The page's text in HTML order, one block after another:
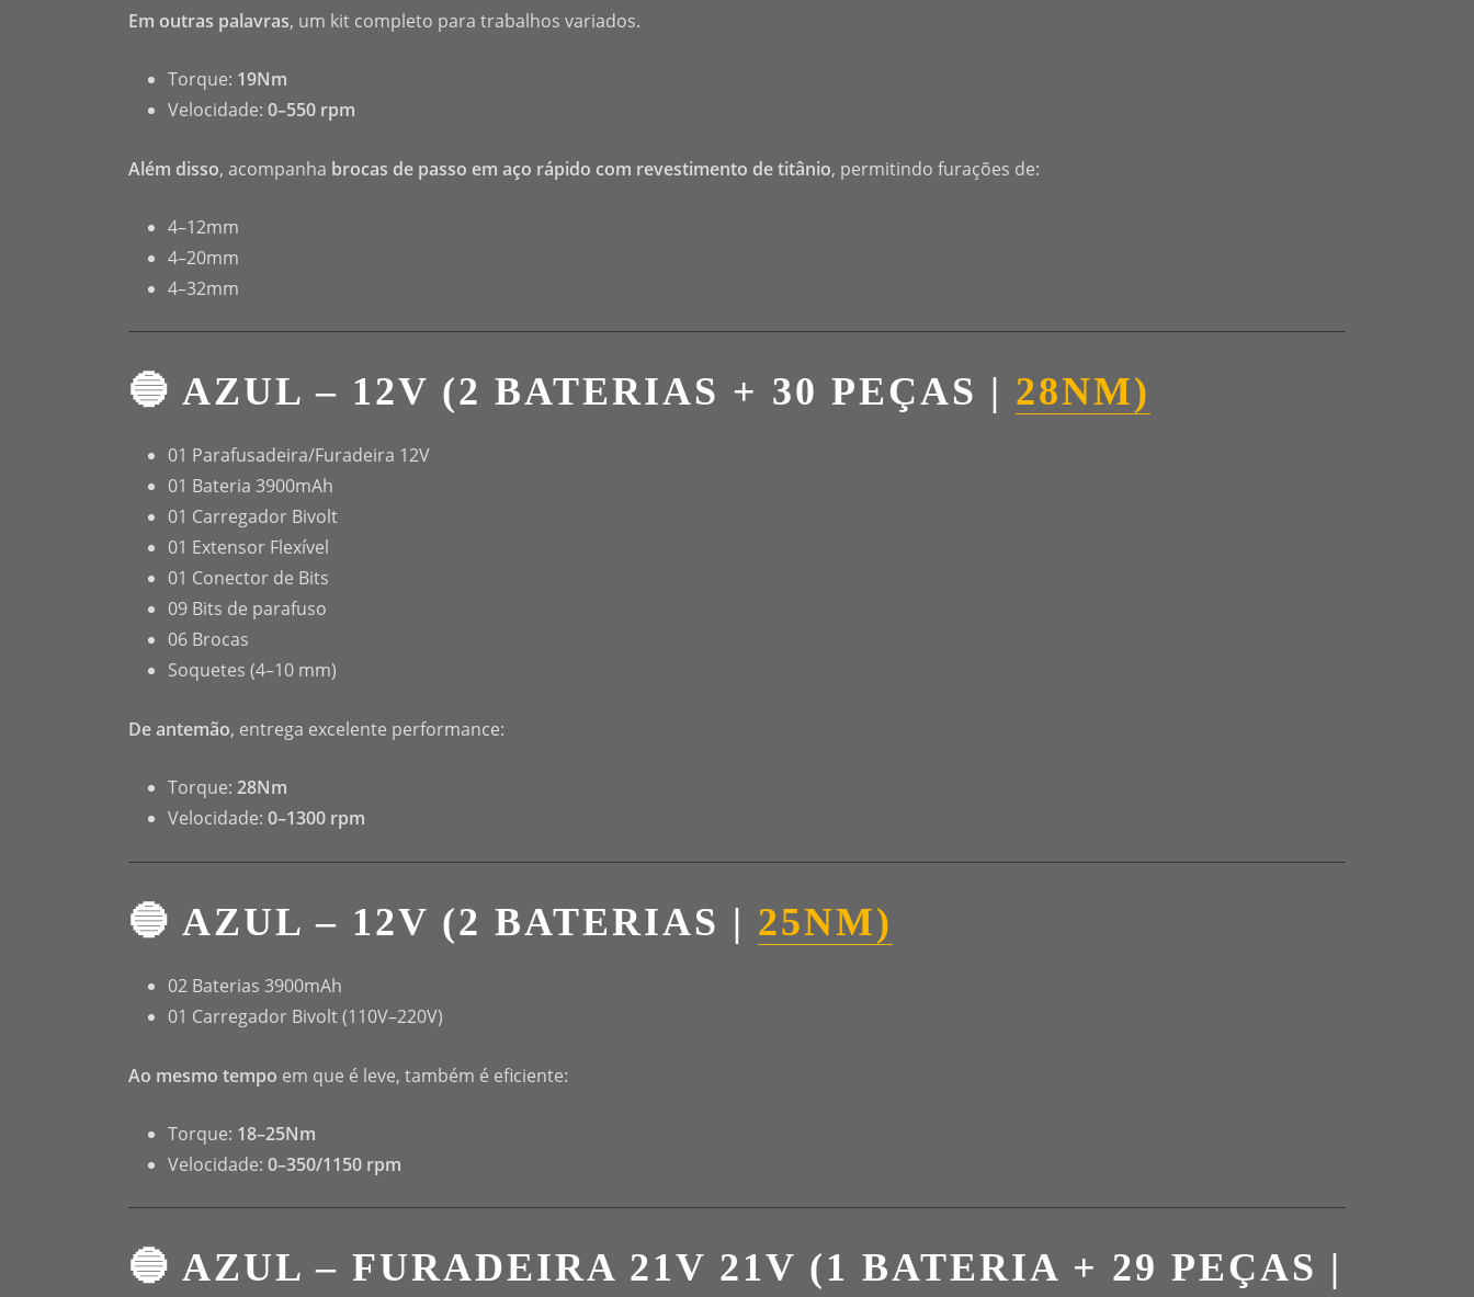
Em outras palavras, um kit completo para trabalhos variados.
Torque: 19Nm
Velocidade: 0–550 rpm
Além disso, acompanha brocas de passo em aço rápido com revestimento de titânio, permitindo furações de:
4–12mm
4–20mm
4–32mm
🔵 AZUL – 12V (2 BATERIAS + 30 PEÇAS | 28NM)
01 Parafusadeira/Furadeira 12V
01 Bateria 3900mAh
01 Carregador Bivolt
01 Extensor Flexível
01 Conector de Bits
09 Bits de parafuso
06 Brocas
Soquetes (4–10 mm)
De antemão, entrega excelente performance:
Torque: 28Nm
Velocidade: 0–1300 rpm
🔵 AZUL – 12V (2 BATERIAS | 25NM)
02 Baterias 3900mAh
01 Carregador Bivolt (110V–220V)
Ao mesmo tempo em que é leve, também é eficiente:
Torque: 18–25Nm
Velocidade: 0–350/1150 rpm
🔵 AZUL – FURADEIRA 21V 21V (1 BATERIA + 29 PEÇAS |